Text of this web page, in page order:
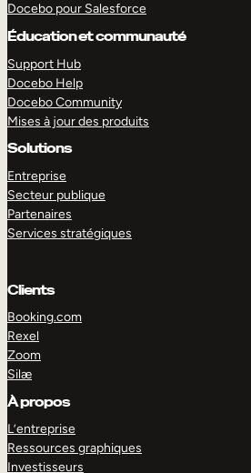
Docebo pour Salesforce
Éducation et communauté
Support Hub
Docebo Help
Docebo Community
Mises à jour des produits
Solutions
Entreprise
Secteur publique
Partenaires
Services stratégiques
Clients
Booking.com
Rexel
Zoom
Silæ
À propos
L’entreprise
Ressources graphiques
Investisseurs